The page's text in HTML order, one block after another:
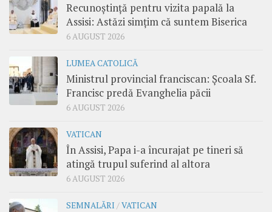
Recunoștință pentru vizita papală la
Assisi: Astăzi simțim că suntem Biserica
6 AUGUST 2026
LUMEA CATOLICĂ
Ministrul provincial franciscan: Școala Sf.
Francisc predă Evanghelia păcii
6 AUGUST 2026
VATICAN
În Assisi, Papa i-a încurajat pe tineri să
atingă trupul suferind al altora
6 AUGUST 2026
SEMNALĂRI /VATICAN